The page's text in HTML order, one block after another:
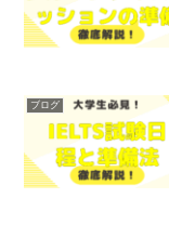
ブログ